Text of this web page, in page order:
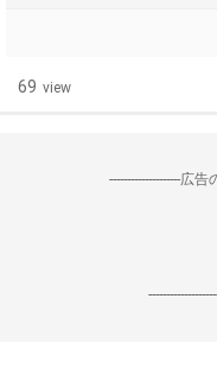
69 view
--------------------広